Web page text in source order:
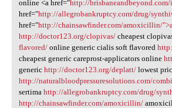
online <a href="http://
href="http://allegrobankruptcy.com/drug/
href="http://chainsawfinder.com/amoxicillin/
http://doctor123.org/clopivas/ cheapest
flavored/ online generic cialis soft flavored
cheapest generic careprost-applicators online
generichttp://doctor123.org/deplatt/ lowest
http://naturalbloodpressuresolutions.com/
sertimahttp://allegrobankruptcy.com/drug/
http://chainsawfinder.com/amoxicillin/